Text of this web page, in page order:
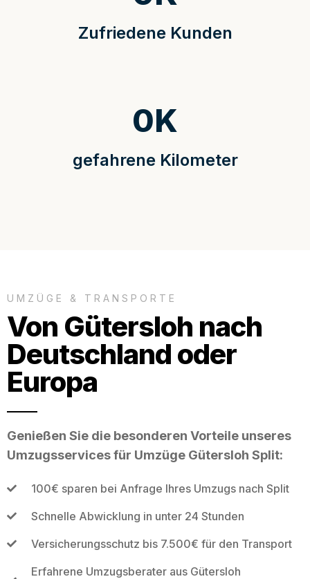
Zufriedene Kunden
gefahrene Kilometer
0K
UMZÜGE & TRANSPORTE
Von Gütersloh nach
Deutschland oder
Europa
Genießen Sie die besonderen Vorteile unseres
Umzugsservices für Umzüge Gütersloh Split:
100€ sparen bei Anfrage Ihres Umzugs nach Split
Schnelle Abwicklung in unter 24 Stunden
Versicherungsschutz bis 7.500€ für den Transport
Erfahrene Umzugsberater aus Gütersloh